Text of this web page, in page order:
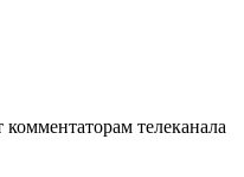
телеканала